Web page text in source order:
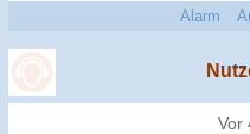
Alarm
Vor